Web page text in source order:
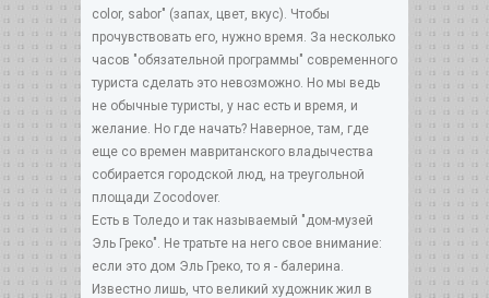
color, sabor" (запах, цвет, вкус). Чтобы
прочувствовать его, нужно время. За несколько
часов "обязательной программы" современного
туриста сделать это невозможно. Но мы ведь
не обычные туристы, у нас есть и время, и
желание. Но где начать? Наверное, там, где
еще со времен мавританского владычества
собирается городской люд, на треугольной
площади Zocodover.
Есть в Толедо и так называемый "дом-музей
Эль Греко". Не тратьте на него свое внимание:
если это дом Эль Греко, то я - балерина.
Известно лишь, что великий художник жил в